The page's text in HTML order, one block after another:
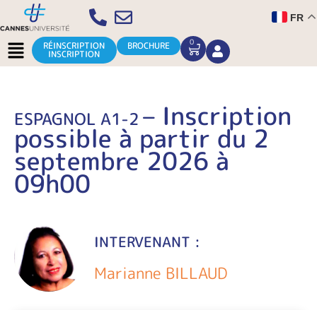
Aller
au
contenu
FR
Menu RÉINSCRIPTION
INSCRIPTION
BROCHURE 0
CART
ESPAGNOL A1-2 – Inscription
possible à partir du 2
septembre 2026 à
09h00
INTERVENANT :
Marianne BILLAUD